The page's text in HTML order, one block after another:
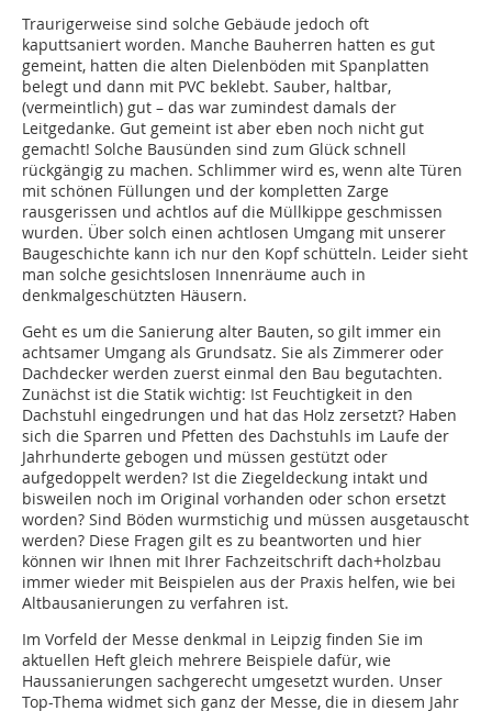
Traurigerweise sind solche Gebäude jedoch oft
kaputtsaniert worden. Manche Bauherren hatten es gut
gemeint, hatten die alten Dielenböden mit Spanplatten
belegt und dann mit PVC beklebt. Sauber, haltbar,
(vermeintlich) gut – das war zumindest damals der
Leitgedanke. Gut gemeint ist aber eben noch nicht gut
gemacht! Solche Bausünden sind zum Glück schnell
rückgängig zu machen. Schlimmer wird es, wenn alte Türen
mit schönen Füllungen und der kompletten Zarge
rausgerissen und achtlos auf die Müllkippe geschmissen
wurden. Über solch einen achtlosen Umgang mit unserer
Baugeschichte kann ich nur den Kopf schütteln. Leider sieht
man solche gesichtslosen Innenräume auch in
denkmalgeschützten Häusern.
Geht es um die Sanierung alter Bauten, so gilt immer ein
achtsamer Umgang als Grundsatz. Sie als Zimmerer oder
Dachdecker werden zuerst einmal den Bau begutachten.
Zunächst ist die Statik wichtig: Ist Feuchtigkeit in den
Dachstuhl eingedrungen und hat das Holz zersetzt? Haben
sich die Sparren und Pfetten des Dachstuhls im Laufe der
Jahrhunderte gebogen und müssen gestützt oder
aufgedoppelt werden? Ist die Ziegeldeckung intakt und
bisweilen noch im Original vorhanden oder schon ersetzt
worden? Sind Böden wurmstichig und müssen ausgetauscht
werden? Diese Fragen gilt es zu beantworten und hier
können wir Ihnen mit Ihrer Fachzeitschrift dach+holzbau
immer wieder mit Beispielen aus der Praxis helfen, wie bei
Altbausanierungen zu verfahren ist.
Im Vorfeld der Messe denkmal in Leipzig finden Sie im
aktuellen Heft gleich mehrere Beispiele dafür, wie
Haussanierungen sachgerecht umgesetzt wurden. Unser
Top-Thema widmet sich ganz der Messe, die in diesem Jahr